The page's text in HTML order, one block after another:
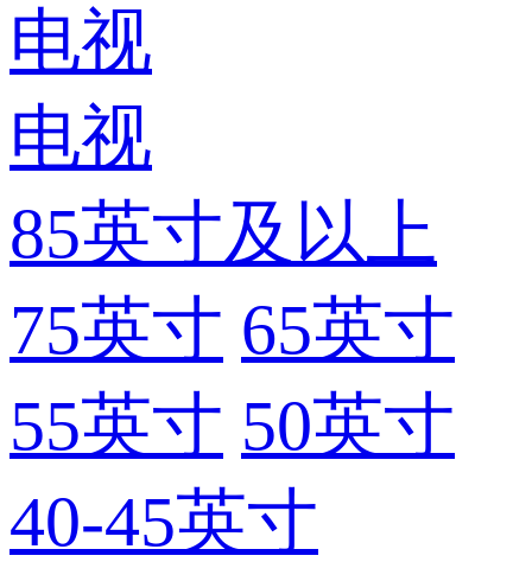
电视
电视
85英寸及以上
75英寸 65英寸
55英寸 50英寸
40-45英寸